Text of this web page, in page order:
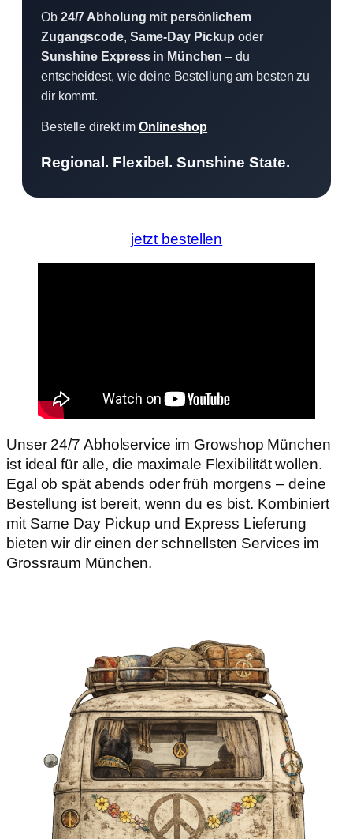
Ob 24/7 Abholung mit persönlichem
Zugangscode, Same-Day Pickup oder
Sunshine Express in München – du
entscheidest, wie deine Bestellung am besten zu
dir kommt.
Bestelle direkt imOnlineshop
Regional. Flexibel. Sunshine State.
jetzt bestellen
Unser 24/7 Abholservice im Growshop München
ist ideal für alle, die maximale Flexibilität wollen.
Egal ob spät abends oder früh morgens – deine
Bestellung ist bereit, wenn du es bist. Kombiniert
mit Same Day Pickup und Express Lieferung
bieten wir dir einen der schnellsten Services im
Grossraum München.